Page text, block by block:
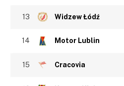
13 Widzew Łódź
14 Motor Lublin
15 Cracovia